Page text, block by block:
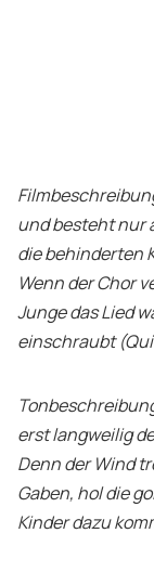
und besteht nur
die behinderten
Wenn der Chor
Junge das Lied
einschraubt
erst langweilig
Denn der Wind
Gaben, hol die
Kinder dazu